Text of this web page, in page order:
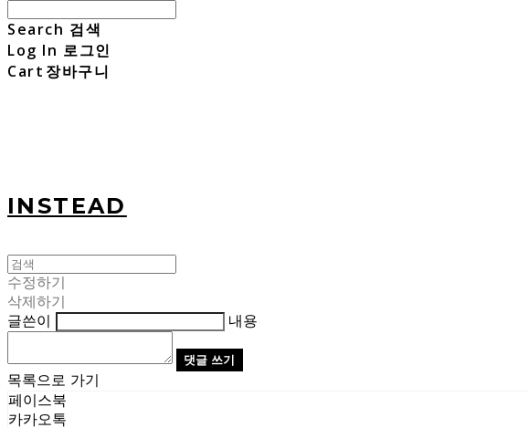
Search 검색
Log In 로그인
Cart 장바구니
INSTEAD
수정하기
삭제하기
글쓴이
내용
댓글 쓰기
목록으로 가기
페이스북
카카오톡